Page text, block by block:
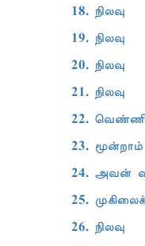
18. நிலவு
19. நிலவு
20. நிலவு
21. நிலவு
22.
23.
24. அவன்
25.
26. நிலவு